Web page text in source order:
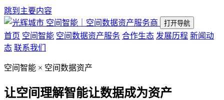
跳到主要内容
空间智能｜空间数据资产服务商
打开导航
首页 空间智能 空间数据资产服务 合作生态 发展历程 新闻动
态 联系我们
空间智能 × 空间数据资产
让空间理解智能让数据成为资产